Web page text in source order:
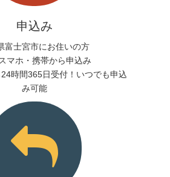
申込み
富士宮市にお住いの方
マホ・携帯から申込み
時間365日受付！いつでも申込
み可能